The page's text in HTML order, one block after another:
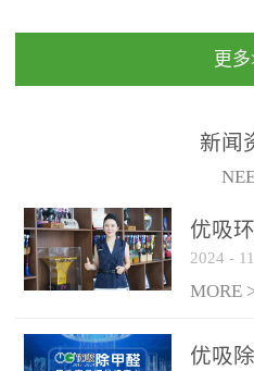
民法院室内除甲醛空气治
保施工日期：2020年1月珠
更
新闻
优吸
勇敢破
2024 - 11
MORE
优吸